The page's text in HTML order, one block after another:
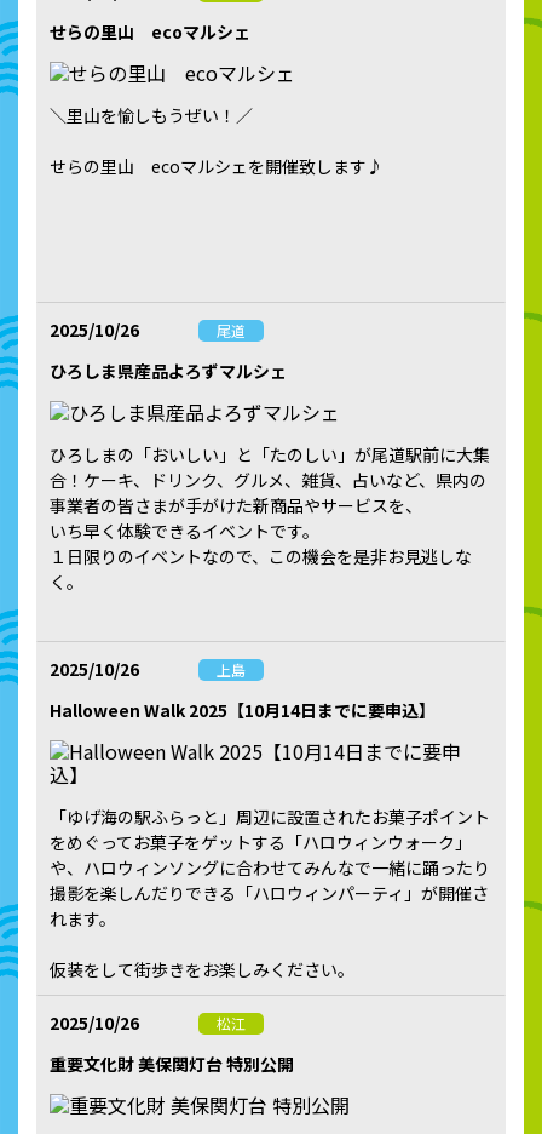
せらの里山 ecoマルシェ
＼里山を愉しもうぜい！／
せらの里山 ecoマルシェを開催致します♪
2025/10/26 尾道
ひろしま県産品よろずマルシェ
ひろしまの「おいしい」と「たのしい」が尾道駅前に大集
合！ケーキ、ドリンク、グルメ、雑貨、占いなど、県内の
事業者の皆さまが手がけた新商品やサービスを、
いち早く体験できるイベントです。
１日限りのイベントなので、この機会を是非お見逃しな
く。
2025/10/26 上島
Halloween Walk 2025【10月14日までに要申込】
「ゆげ海の駅ふらっと」周辺に設置されたお菓子ポイント
をめぐってお菓子をゲットする「ハロウィンウォーク」
や、ハロウィンソングに合わせてみんなで一緒に踊ったり
撮影を楽しんだりできる「ハロウィンパーティ」が開催さ
れます。
仮装をして街歩きをお楽しみください。
2025/10/26 松江
重要文化財 美保関灯台 特別公開